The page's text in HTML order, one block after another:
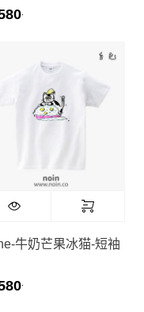
牛奶芒果冰猫-短袖